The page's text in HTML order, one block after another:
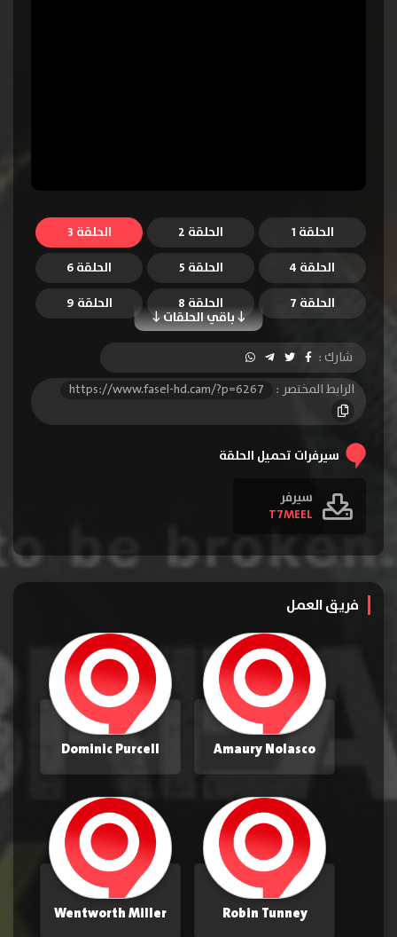
الحلقة 1 الحلقة 2
الحلقة 3
الحلقة 4
الحلقة 5 الحلقة 6
باقي الحلقات
الحلقة 7 الحلقة 8
الحلقة 9
الحلقة 10
الحلقة 13
شارك :
الرابط المختصر :
https://www.fasel-hd.cam/?p=6267
سيرفرات تحميل الحلقة
سيرفر
T7MEEL
فريق العمل
Amaury Nolasco
Dominic Purcell
Robin Tunney
Wentworth Miller